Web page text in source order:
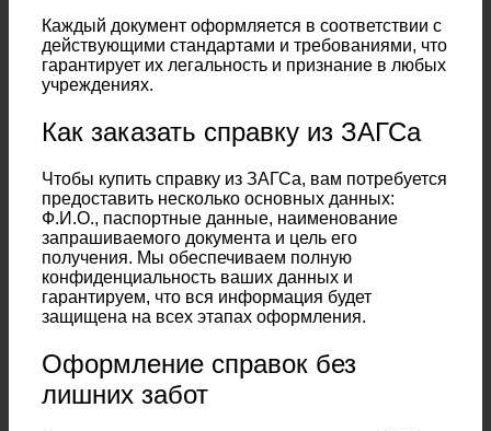
Каждый документ оформляется в соответствии с
действующими стандартами и требованиями, что
гарантирует их легальность и признание в любых
учреждениях.
Как заказать справку из ЗАГСа
Чтобы купить справку из ЗАГСа, вам потребуется
предоставить несколько основных данных:
Ф.И.О., паспортные данные, наименование
запрашиваемого документа и цель его
получения. Мы обеспечиваем полную
конфиденциальность ваших данных и
гарантируем, что вся информация будет
защищена на всех этапах оформления.
Оформление справок без
лишних забот